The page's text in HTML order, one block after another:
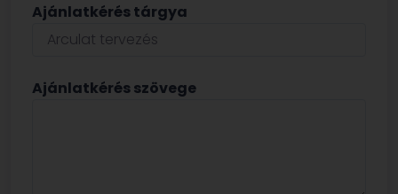
Ajánlatkérés tárgya
Ajánlatkérés szövege